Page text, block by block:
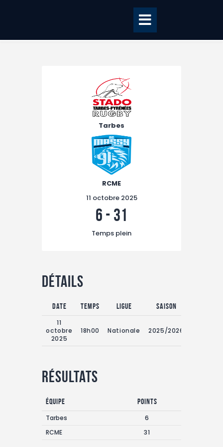
BILLETTERIE
EQUIPE PRO
RCME Association
PARTENAIRES
TAXE D’APPRENTISSAGE
RECONVERSION
ACTUALITÉS
Contact
Tarbes
RCME
11 octobre 2025
6 - 31
Temps plein
Détails
Date Temps Ligue
Saison
11
octobre
2025
18h00 Nationale 2025/2026
Résultats
Équipe
Points
Tarbes
6
RCME
31